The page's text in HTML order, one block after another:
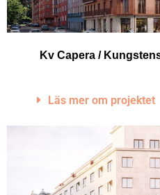
Kv Capera /
Läs mer om projektet